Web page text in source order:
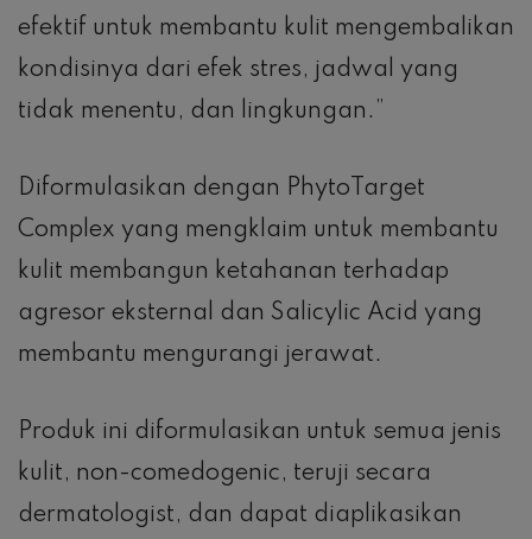
efektif untuk membantu kulit mengembalikan
kondisinya dari efek stres, jadwal yang
tidak menentu, dan lingkungan.”
Diformulasikan dengan PhytoTarget
Complex yang mengklaim untuk membantu
kulit membangun ketahanan terhadap
agresor eksternal dan Salicylic Acid yang
membantu mengurangi jerawat.
Produk ini diformulasikan untuk semua jenis
kulit, non-comedogenic, teruji secara
dermatologist, dan dapat diaplikasikan